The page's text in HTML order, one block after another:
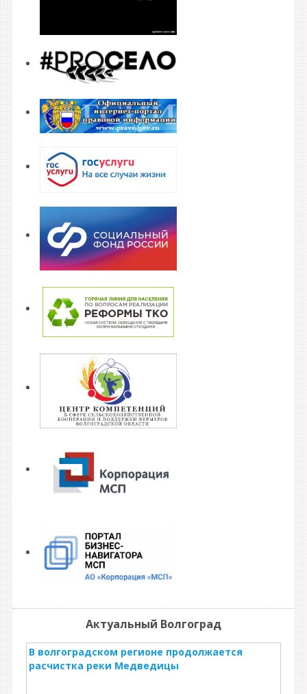
Актуальный Волгоград
В волгоградском регионе продолжается
расчистка реки Медведицы